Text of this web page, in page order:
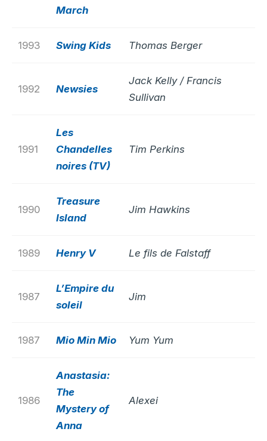
March
1993 Swing Kids Thomas Berger
1992 Newsies
Jack Kelly / Francis
Sullivan
1991
Les
Chandelles
noires (TV)
Tim Perkins
1990
Treasure
Island
Jim Hawkins
1989 Henry V Le fils de Falstaff
1987
L’Empire du
soleil
Jim
1987 Mio Min Mio Yum Yum
1986
Anastasia:
The
Mystery of
Anna
Alexei